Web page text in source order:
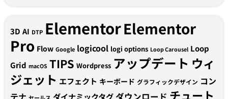
3D AI DTP ElementorElementor
Pro Flow Google logicool logi options Loop Carousel Loop
Grid macOS TIPS Wordpress アップデート ウィ
ジェット エフェクト キーボード グラフィックデザイン コン
ダイナミックタグ チュート